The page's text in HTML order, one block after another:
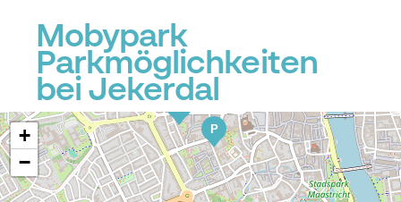
Mobypark
Parkmöglichkeiten
bei Jekerdal
P
P
P
+
−